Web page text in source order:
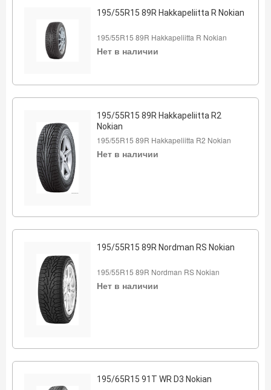
195/55R15 89R Hakkapeliitta R Nokian
195/55R15 89R Hakkapeliitta R Nokian
Нет в наличии
195/55R15 89R Hakkapeliitta R2
Nokian
195/55R15 89R Hakkapeliitta R2 Nokian
Нет в наличии
195/55R15 89R Nordman RS Nokian
195/55R15 89R Nordman RS Nokian
Нет в наличии
195/65R15 91T WR D3 Nokian